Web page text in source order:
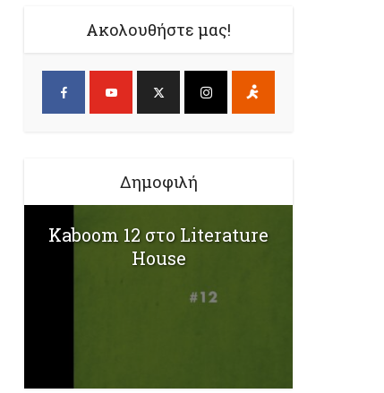
Ακολουθήστε μας!
Δημοφιλή
Kaboom 12 στο Literature
House